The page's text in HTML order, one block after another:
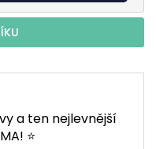
a ten nejlevnější
⭐